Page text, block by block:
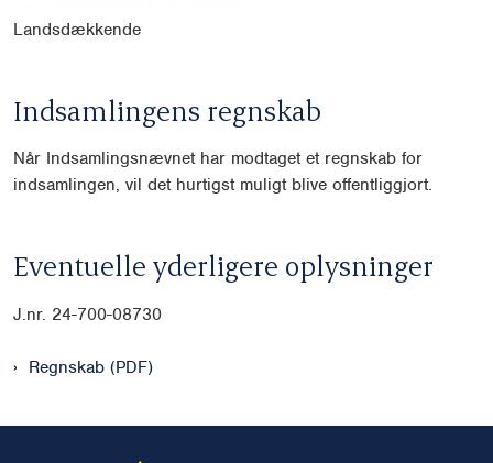
Landsdækkende
Indsamlingens regnskab
Når Indsamlingsnævnet har modtaget et regnskab for
indsamlingen, vil det hurtigst muligt blive offentliggjort.
Eventuelle yderligere oplysninger
J.nr. 24-700-08730
Regnskab (PDF)